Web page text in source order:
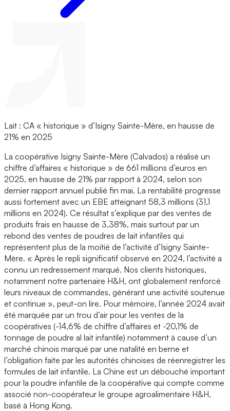
Lait : CA « historique » d’Isigny Sainte-Mère, en hausse de
21% en 2025
La coopérative Isigny Sainte-Mère (Calvados) a réalisé un
chiffre d’affaires « historique » de 661 millions d’euros en
2025, en hausse de 21% par rapport à 2024, selon son
dernier rapport annuel publié fin mai. La rentabilité progresse
aussi fortement avec un EBE atteignant 58,3 millions (31,1
millions en 2024). Ce résultat s’explique par des ventes de
produits frais en hausse de 3,38%, mais surtout par un
rebond des ventes de poudres de lait infantiles qui
représentent plus de la moitié de l’activité d’Isigny Sainte-
Mère. « Après le repli significatif observé en 2024, l’activité a
connu un redressement marqué. Nos clients historiques,
notamment notre partenaire H&H, ont globalement renforcé
leurs niveaux de commandes, générant une activité soutenue
et continue », peut-on lire. Pour mémoire, l’année 2024 avait
été marquée par un trou d’air pour les ventes de la
coopératives (-14,6% de chiffre d’affaires et -20,1% de
tonnage de poudre al lait infantile) notamment à cause d’un
marché chinois marqué par une natalité en berne et
l’obligation faite par les autorités chinoises de réenregistrer les
formules de lait infantile. La Chine est un débouché important
pour la poudre infantile de la coopérative qui compte comme
associé non-coopérateur le groupe agroalimentaire H&H,
basé à Hong Kong.